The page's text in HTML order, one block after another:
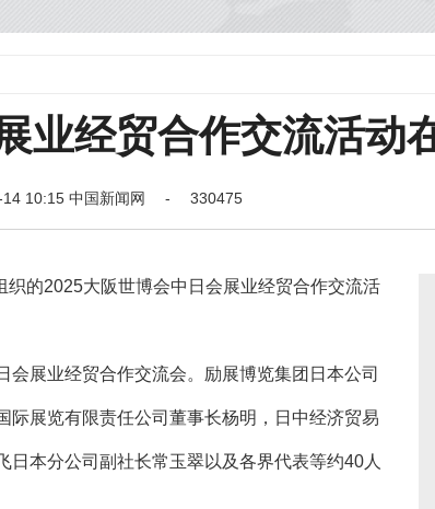
业经贸合作交流活动
14 10:15 中国新闻网 - 330475
的2025大阪世博会中日会展业经贸合作交流活
展业经贸合作交流会。励展博览集团日本公司
展览有限责任公司董事长杨明，日中经济贸易
本分公司副社长常玉翠以及各界代表等约40人